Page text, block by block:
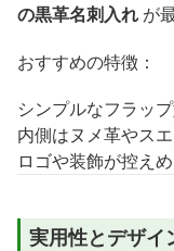
の黒革名刺入れ が
おすすめの特徴：
シンプルなフラッ
内側はヌメ革やス
ロゴや装飾が控え
実用性とデザイ